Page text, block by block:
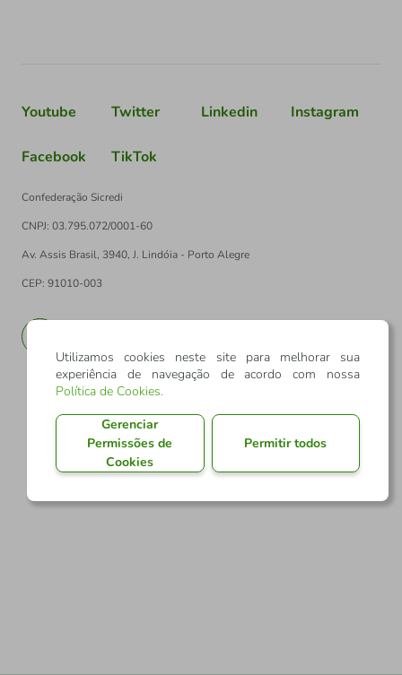
Youtube Twitter Linkedin Instagram
Facebook TikTok
Confederação Sicredi
CNPJ: 03.795.072/0001-60
Av. Assis Brasil, 3940, J. Lindóia - Porto Alegre
CEP: 91010-003
Utilizamos cookies neste site para melhorar sua
experiência de navegação de acordo com nossa
Política de Cookies.
Gerenciar
Permissões de
Cookies
Permitir todos